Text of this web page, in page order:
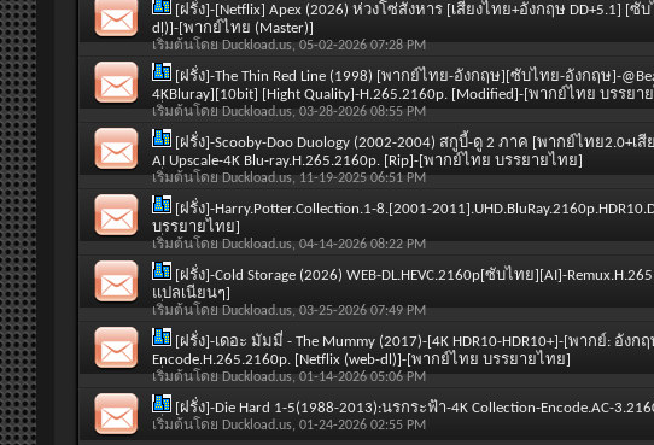
[ฝรั่ง]-[Netflix] Apex (2026) ห่วงโซ่สังหาร [เสียงไทย+อังกฤษ DD+5.1] [ซั
dl)]-[พากย์ไทย (Master)]
เริ่มต้นโดย Duckload.us, 05-02-2026 07:28 PM
[ฝรั่ง]-The Thin Red Line (1998) [พากย์ไทย-อังกฤษ][ซับไทย-อังกฤษ]-
4KBluray][10bit] [Hight Quality]-H.265.2160p. [Modified]-[พากย์ไทย บรรยา
เริ่มต้นโดย Duckload.us, 03-28-2026 08:55 PM
[ฝรั่ง]-Scooby-Doo Duology (2002-2004) สกูบี้-ดู 2 ภาค [พากย์ไทย2.0+
AI Upscale-4K Blu-ray.H.265.2160p. [Rip]-[พากย์ไทย บรรยายไทย]
เริ่มต้นโดย Duckload.us, 11-19-2025 06:51 PM
[ฝรั่ง]-Harry.Potter.Collection.1-8.[2001-
บรรยายไทย]
เริ่มต้นโดย Duckload.us, 04-14-2026 08:22 PM
[ฝรั่ง]-Cold Storage (2026) WEB-DL.HEVC.2160p[ซับไทย][AI]-
แปลเนียนๆ]
เริ่มต้นโดย Duckload.us, 03-25-2026 07:49 PM
[ฝรั่ง]-เดอะ มัมมี่ - The Mummy (2017)-[4K HDR10-HDR10+]-[พากย์: อั
Encode.H.265.2160p. [Netflix (web-dl)]-[พากย์ไทย บรรยายไทย]
เริ่มต้นโดย Duckload.us, 01-14-2026 05:06 PM
[ฝรั่ง]-Die Hard 1-5(1988-2013):นรกระฟ้า-4K Collection-Encode.AC-
เริ่มต้นโดย Duckload.us, 01-24-2026 02:55 PM